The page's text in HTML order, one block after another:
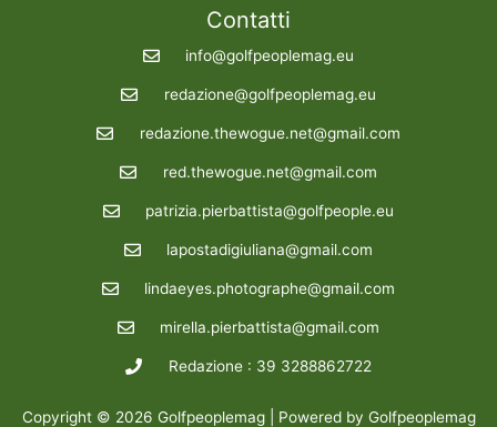
Contatti
info@golfpeoplemag.eu
redazione@golfpeoplemag.eu
redazione.thewogue.net@gmail.com
red.thewogue.net@gmail.com
patrizia.pierbattista@golfpeople.eu
lapostadigiuliana@gmail.com
lindaeyes.photographe@gmail.com
mirella.pierbattista@gmail.com
Redazione : 39 3288862722
Copyright © 2026 Golfpeoplemag | Powered by Golfpeoplemag